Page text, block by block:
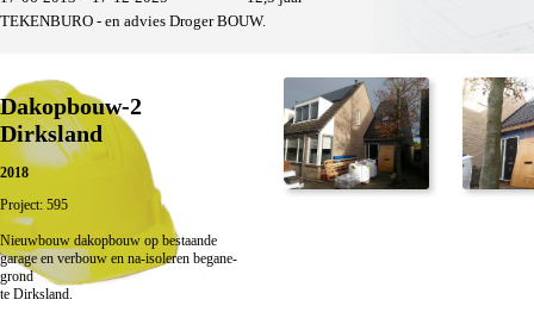
TEKENBURO - en advies Droger BOUW.
Dakopbouw-2
Dirksland
2018
Project: 595
Nieuwbouw dakopbouw op bestaande
garage en verbouw en na-isoleren begane-
grond
te Dirksland.